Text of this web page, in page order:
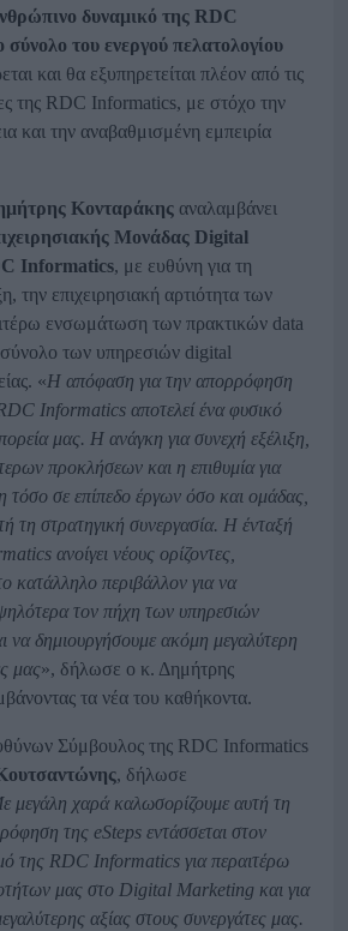
δυναμικό της RDC
σύνολο του ενεργού πελατολογίου
και θα εξυπηρετείται πλέον από τις
της RDC Informatics, με στόχο την
και την αναβαθμισμένη εμπειρία
Κονταράκης αναλαμβάνει
Μονάδας Digital
Informatics, με ευθύνη για τη
την επιχειρησιακή αρτιότητα των
ενσωμάτωση των πρακτικών data
των υπηρεσιών digital
«Η απόφαση για την απορρόφηση
Informatics αποτελεί ένα φυσικό
μας. Η ανάγκη για συνεχή εξέλιξη,
προκλήσεων και η επιθυμία για
τόσο σε επίπεδο έργων όσο και ομάδας,
τη στρατηγική συνεργασία. Η ένταξή
ανοίγει νέους ορίζοντες,
κατάλληλο περιβάλλον για να
τον πήχη των υπηρεσιών
δημιουργήσουμε ακόμη μεγαλύτερη
μας», δήλωσε ο κ. Δημήτρης
τα νέα του καθήκοντα.
Σύμβουλος της RDC Informatics
, δήλωσε
μεγάλη χαρά καλωσορίζουμε αυτή τη
της eSteps εντάσσεται στον
της RDC Informatics για περαιτέρω
μας στο Digital Marketing και για
αξίας στους συνεργάτες μας.